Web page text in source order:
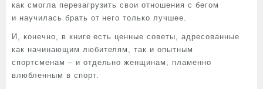
как смогла перезагрузить свои отношения с бегом
и научилась брать от него только лучшее.
И, конечно, в книге есть ценные советы, адресованные
как начинающим любителям, так и опытным
спортсменам – и отдельно женщинам, пламенно
влюбленным в спорт.